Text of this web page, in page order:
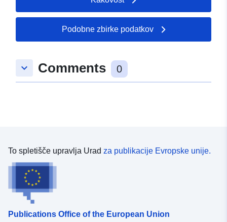
Podobne zbirke podatkov
keyboard_arrow_down Comments 0
To spletišče upravlja Urad za publikacije Evropske unije.
Publications Office of the European Union